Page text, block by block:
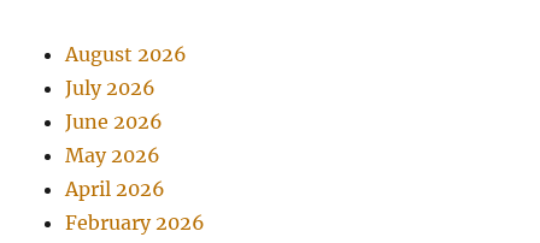
August 2026
July 2026
June 2026
May 2026
April 2026
February 2026